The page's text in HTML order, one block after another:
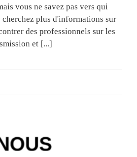
vous ne savez pas vers qui
cherchez plus d'informations sur
des professionnels sur les
et [...]